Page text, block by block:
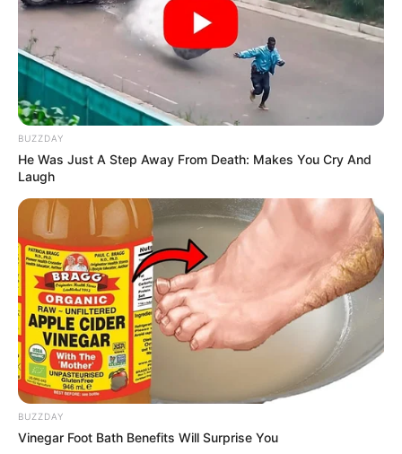
BUZZDAY
He Was Just A Step Away From Death: Makes You Cry And
Laugh
BUZZDAY
Vinegar Foot Bath Benefits Will Surprise You